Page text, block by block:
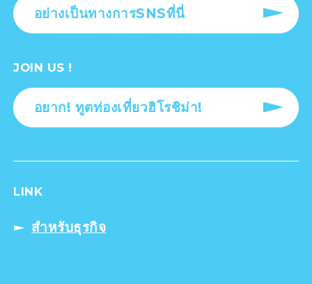
อย่างเป็นทางการSNSที่นี่
JOIN US !
อยาก! ทูตท่องเที่ยวฮิโรชิม่า!
LINK
สำหรับธุรกิจ